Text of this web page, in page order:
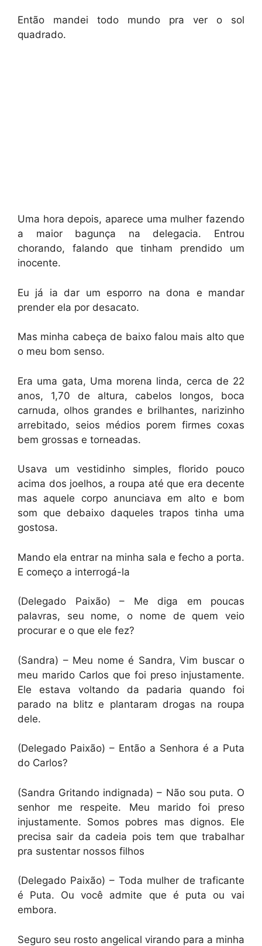
Então mandei todo mundo pra ver o sol
quadrado.
Uma hora depois, aparece uma mulher fazendo
a maior bagunça na delegacia. Entrou
chorando, falando que tinham prendido um
inocente.
Eu já ia dar um esporro na dona e mandar
prender ela por desacato.
Mas minha cabeça de baixo falou mais alto que
o meu bom senso.
Era uma gata, Uma morena linda, cerca de 22
anos, 1,70 de altura, cabelos longos, boca
carnuda, olhos grandes e brilhantes, narizinho
arrebitado, seios médios porem firmes coxas
bem grossas e torneadas.
Usava um vestidinho simples, florido pouco
acima dos joelhos, a roupa até que era decente
mas aquele corpo anunciava em alto e bom
som que debaixo daqueles trapos tinha uma
gostosa.
Mando ela entrar na minha sala e fecho a porta.
E começo a interrogá-la
(Delegado Paixão) – Me diga em poucas
palavras, seu nome, o nome de quem veio
procurar e o que ele fez?
(Sandra) – Meu nome é Sandra, Vim buscar o
meu marido Carlos que foi preso injustamente.
Ele estava voltando da padaria quando foi
parado na blitz e plantaram drogas na roupa
dele.
(Delegado Paixão) – Então a Senhora é a Puta
do Carlos?
(Sandra Gritando indignada) – Não sou puta. O
senhor me respeite. Meu marido foi preso
injustamente. Somos pobres mas dignos. Ele
precisa sair da cadeia pois tem que trabalhar
pra sustentar nossos filhos
(Delegado Paixão) – Toda mulher de traficante
é Puta. Ou você admite que é puta ou vai
embora.
Seguro seu rosto angelical virando para a minha